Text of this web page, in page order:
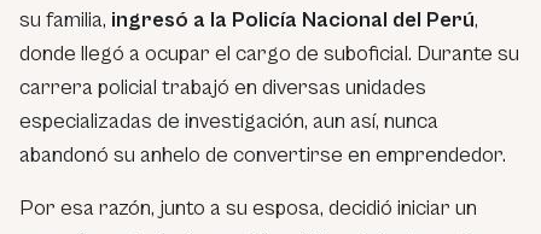
su familia, ingresó a la Policía Nacional del Perú,
donde llegó a ocupar el cargo de suboficial. Durante su
carrera policial trabajó en diversas unidades
especializadas de investigación, aun así, nunca
abandonó su anhelo de convertirse en emprendedor.
Por esa razón, junto a su esposa, decidió iniciar un